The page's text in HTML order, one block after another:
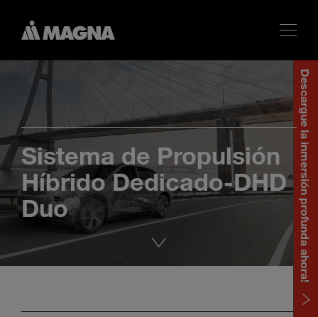
Descargue la inmersión profunda ahora!
Sistema de Propulsión
Híbrido Dedicado-DHD
Duo